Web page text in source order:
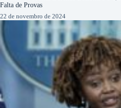
Falta de Provas
22 de novembro de 2024